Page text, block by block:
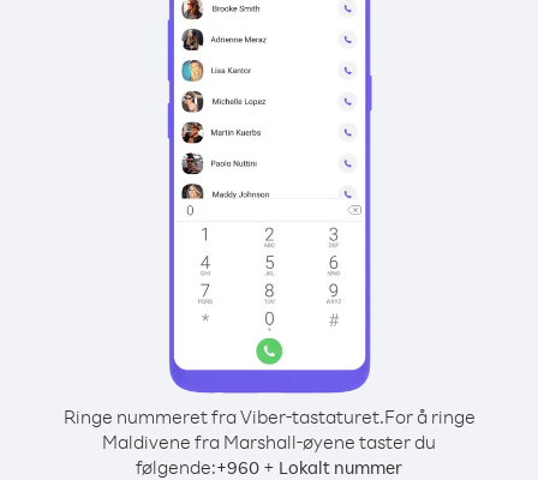
Ringe nummeret fra Viber-tastaturet.For å ringe
Maldivene fra Marshall-øyene taster du
følgende:+960 + Lokalt nummer